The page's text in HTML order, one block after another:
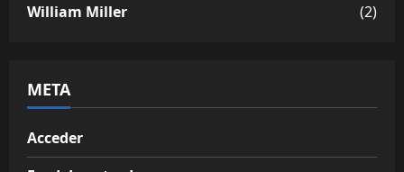
William Miller
(2)
META
Acceder